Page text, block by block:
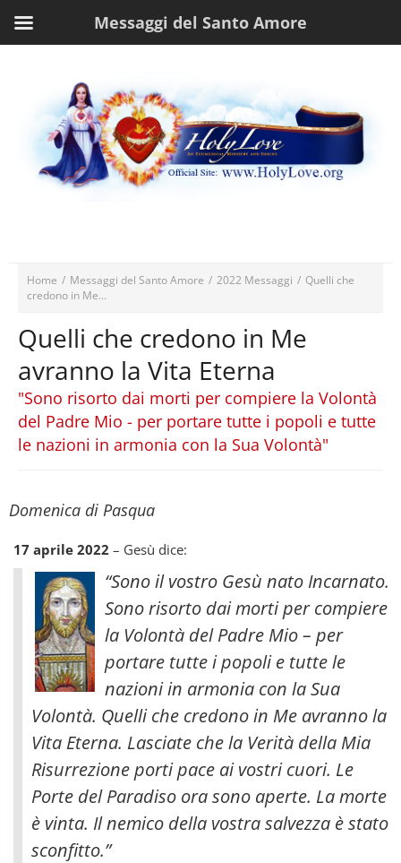
Home / Messaggi del Santo Amore / 2022 Messaggi / Quelli che
credono in Me...
Quelli che credono in Me
avranno la Vita Eterna
"Sono risorto dai morti per compiere la Volontà
del Padre Mio - per portare tutte i popoli e tutte
le nazioni in armonia con la Sua Volontà"
Domenica di Pasqua
17 aprile 2022 – Gesù dice:
“Sono il vostro Gesù nato Incarnato.
Sono risorto dai morti per compiere
la Volontà del Padre Mio – per
portare tutte i popoli e tutte le
nazioni in armonia con la Sua
Volontà. Quelli che credono in Me avranno la
Vita Eterna. Lasciate che la Verità della Mia
Risurrezione porti pace ai vostri cuori. Le
Porte del Paradiso ora sono aperte. La morte
è vinta. Il nemico della vostra salvezza è stato
sconfitto.”
Messaggi del Santo Amore